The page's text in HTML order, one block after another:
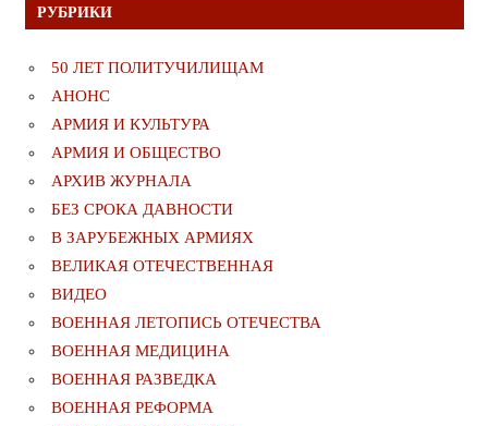
РУБРИКИ
50 ЛЕТ ПОЛИТУЧИЛИЩАМ
АНОНС
АРМИЯ И КУЛЬТУРА
АРМИЯ И ОБЩЕСТВО
АРХИВ ЖУРНАЛА
БЕЗ СРОКА ДАВНОСТИ
В ЗАРУБЕЖНЫХ АРМИЯХ
ВЕЛИКАЯ ОТЕЧЕСТВЕННАЯ
ВИДЕО
ВОЕННАЯ ЛЕТОПИСЬ ОТЕЧЕСТВА
ВОЕННАЯ МЕДИЦИНА
ВОЕННАЯ РАЗВЕДКА
ВОЕННАЯ РЕФОРМА